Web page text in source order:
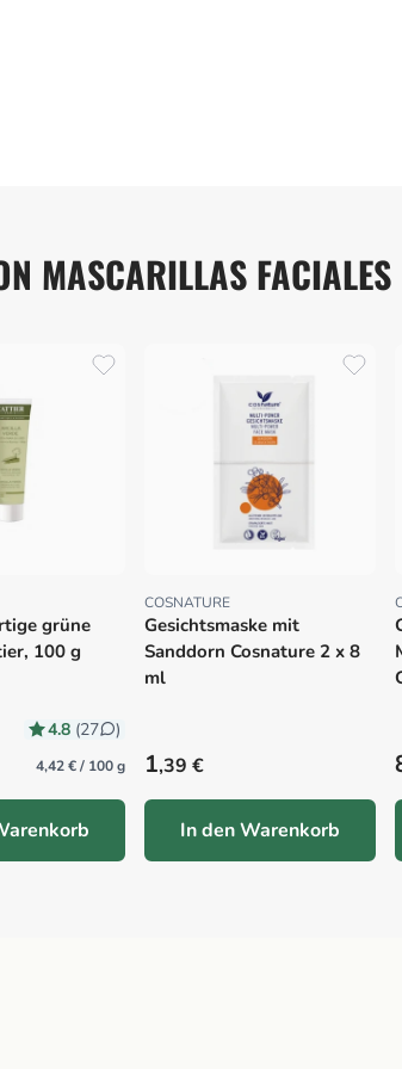
MASCARILLAS FACIALES
grüne
100 g
4.8 (27 )
4,42 € / 100 g
Proveedor:
COSNATURE
Gesichtsmaske mit
Sanddorn Cosnature 2 x 8
ml
Precio habitual
1,39 €
In den Warenkorb